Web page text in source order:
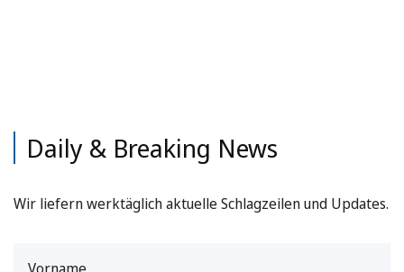
Daily & Breaking News
Wir liefern werktäglich aktuelle Schlagzeilen und Updates.